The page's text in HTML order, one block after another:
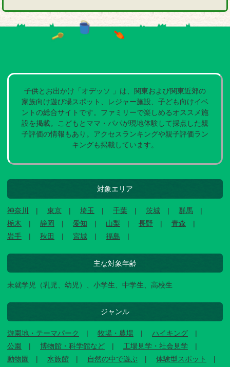
子供とお出かけ「オデッソ 」は、関東および関東近郊の
家族向け遊び場スポット、レジャー施設、子ども向けイベ
ントの総合サイトです。ファミリーで楽しめるオススメ施
設を掲載。こどもとママ・パパが現地体験して採点した親
子評価の情報もあり。アクセスランキングや親子評価ラン
キングも掲載しています。
対象エリア
神奈川 東京 埼玉 千葉 茨城
群馬
栃木
静岡 愛知 山梨 長野
青森
岩手
秋田 宮城 福島
主な対象年齢
未就学児（乳児、幼児）、小学生、中学生、高校生
ジャンル
遊園地・テーマパーク 牧場・農場
ハイキング
公園
博物館・科学館など
工場見学・社会見学
動物園
水族館 自然の中で遊ぶ
体験型スポット